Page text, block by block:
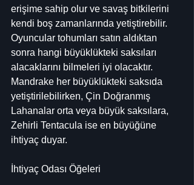
erişime sahip olur ve savaş bitkilerini
kendi boş zamanlarında yetiştirebilir.
Oyuncular tohumları satın aldıktan
sonra hangi büyüklükteki saksıları
alacaklarını bilmeleri iyi olacaktır.
Mandrake her büyüklükteki saksıda
yetiştirilebilirken, Çin Doğranmış
Lahanalar orta veya büyük saksılara,
Zehirli Tentacula ise en büyüğüne
ihtiyaç duyar.
İhtiyaç Odası Öğeleri